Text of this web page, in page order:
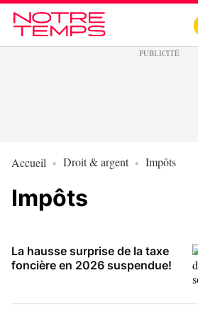
Accueil Droit & argent Impôts
Impôts
La hausse surprise de la taxe
foncière en 2026 suspendue!